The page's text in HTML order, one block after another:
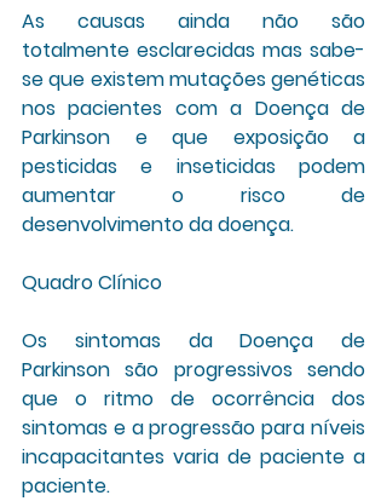
As causas ainda não são
totalmente esclarecidas mas sabe-
se que existem mutações genéticas
nos pacientes com a Doença de
Parkinson e que exposição a
pesticidas e inseticidas podem
aumentar o risco de
desenvolvimento da doença.
Quadro Clínico
Os sintomas da Doença de
Parkinson são progressivos sendo
que o ritmo de ocorrência dos
sintomas e a progressão para níveis
incapacitantes varia de paciente a
paciente.